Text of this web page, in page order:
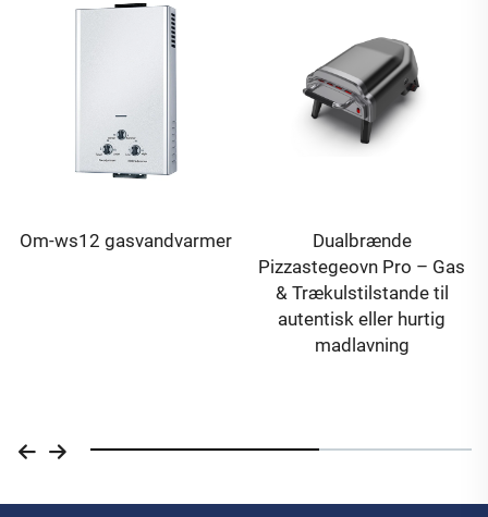
Om-ws12 gasvandvarmer
Dualbrænde
Pizzastegeovn Pro – Gas
& Trækulstilstande til
autentisk eller hurtig
madlavning